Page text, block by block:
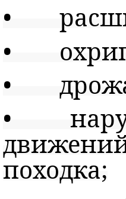
•
•
•
•
походка;